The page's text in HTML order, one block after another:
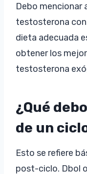
Debo mencionar
testosterona con
dieta adecuada
obtener los
testosterona
¿Qué
de un
Esto se refiere
post-ciclo. Dbol o